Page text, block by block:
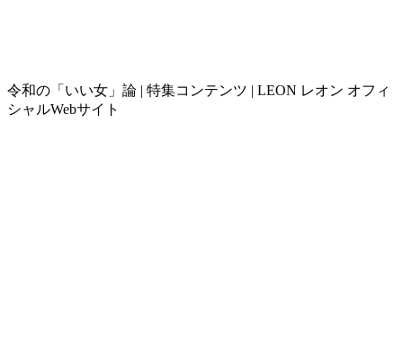
令和の「いい女」論 | 特集コンテンツ | LEON レオン オフィ
シャルWebサイト